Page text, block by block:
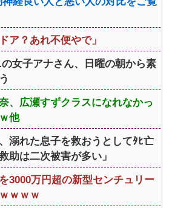
ア？あれ不便やで」
の女子アナさん、日曜の朝から素
、広瀬すずクラスになれなかっ
他
溺れた息子を救おうとしてﾀﾋ亡
助は二次被害が多い」
3000万円超の新型センチュリー
ｗｗｗ